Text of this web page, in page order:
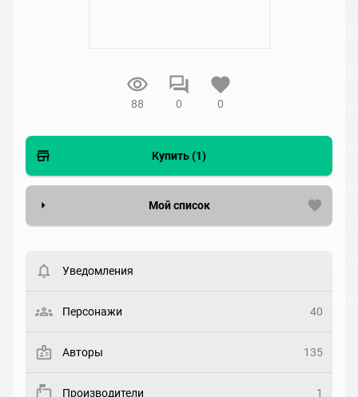
88 0 0
Купить (1)
Мой список
Статус
Рейтинг
Уведомления
Персонажи 40
Авторы 135
Производители 1